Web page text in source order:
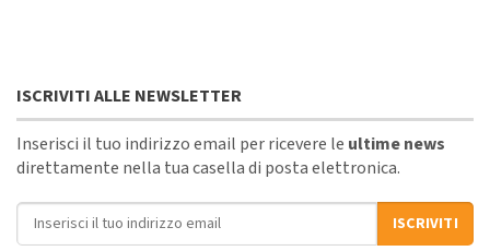
ISCRIVITI ALLE NEWSLETTER
Inserisci il tuo indirizzo email per ricevere le ultime news
direttamente nella tua casella di posta elettronica.
Indirizzo email
ISCRIVITI